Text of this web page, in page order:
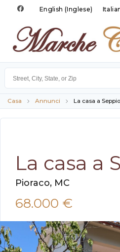
English (Inglese)
Casa Annunci La casa a Seppio
La casa a
Pioraco, MC
68.000 €